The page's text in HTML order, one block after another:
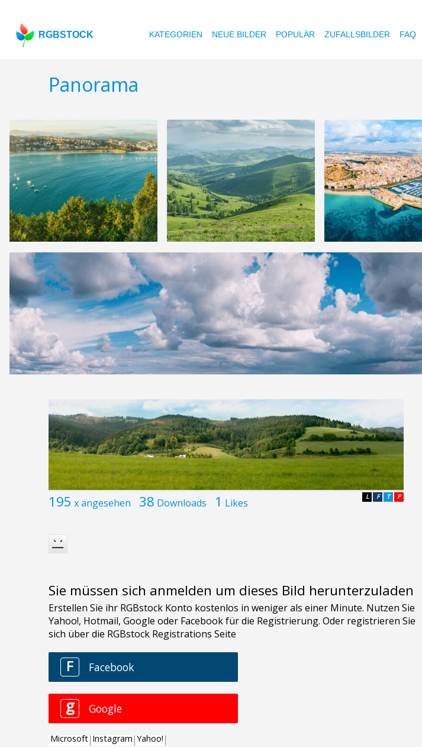
RGBSTOCK KATEGORIEN NEUE BILDER POPULÄR ZUFALLSBILDER FAQ
Panorama
195 x angesehen 38 Downloads 1 Likes P
T
F
L
Sie müssen sich anmelden um dieses Bild herunterzuladen